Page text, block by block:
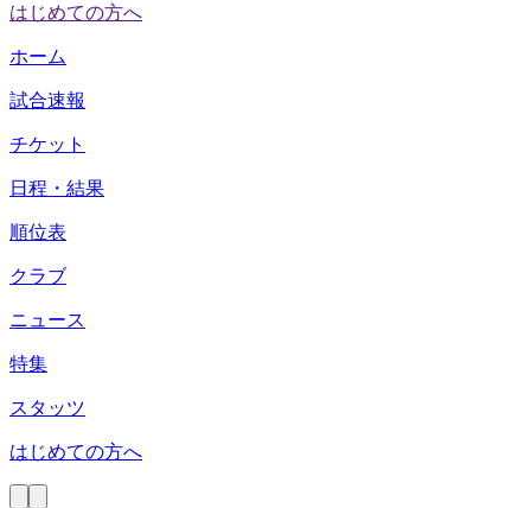
はじめての方へ
ホーム
試合速報
チケット
日程・結果
順位表
クラブ
ニュース
特集
スタッツ
はじめての方へ